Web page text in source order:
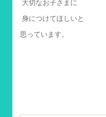
大切なお子さまに
身につけてほしいと
思っています。